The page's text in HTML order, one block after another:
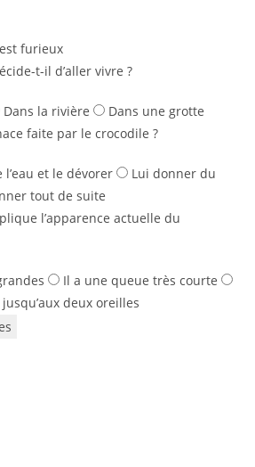
furieux
t-il d’aller vivre ?
Dans la rivière
Dans une grotte
faite par le crocodile ?
et le dévorer
Lui donner du
tout de suite
l’apparence actuelle du
Il a une queue très courte
deux oreilles